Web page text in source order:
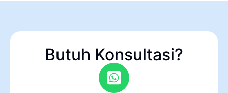
Butuh Konsultasi?